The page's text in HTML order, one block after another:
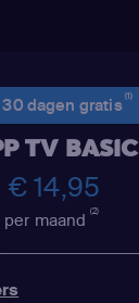
30 dagen gratis(1)
TV BASIC
€ 14,95
per maand(2)